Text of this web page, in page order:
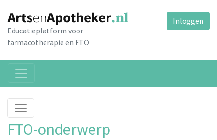
Educatieplatform voor
farmacotherapie en FTO
Inloggen
FTO-onderwerp